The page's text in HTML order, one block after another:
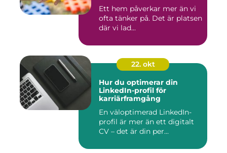
Ett hem påverkar mer än vi
ofta tänker på. Det är platsen
där vi lad...
22. okt
Hur du optimerar din
LinkedIn-profil för
karriärframgång
En väloptimerad LinkedIn-
profil är mer än ett digitalt
CV – det är din per...